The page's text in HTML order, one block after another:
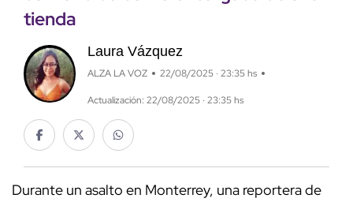
tienda
Laura Vázquez
ALZA LA VOZ 22/08/2025 · 23:35 hs
Actualización: 22/08/2025 · 23:35 hs
Durante un asalto en Monterrey, una reportera de